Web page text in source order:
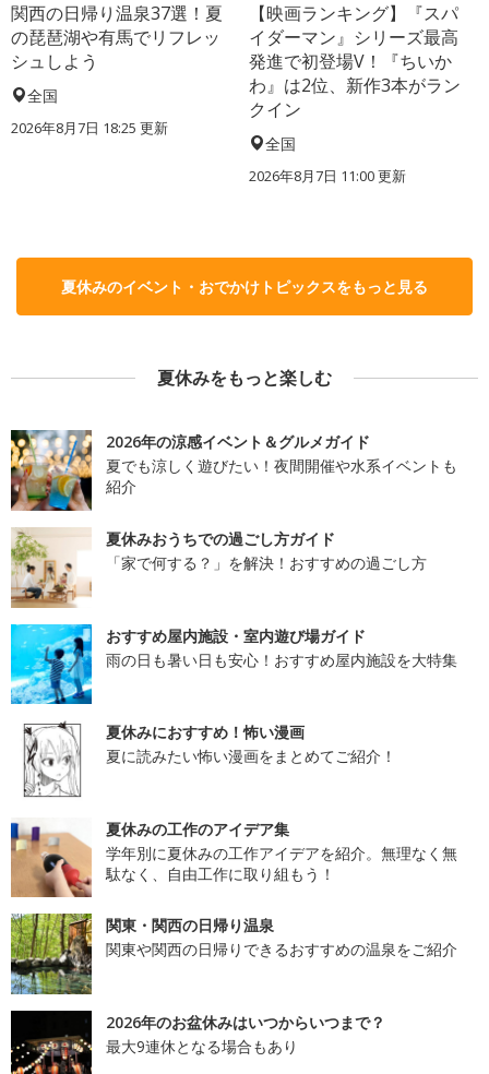
関西の日帰り温泉37選！夏
の琵琶湖や有馬でリフレッ
シュしよう
全国
2026年8月7日 18:25 更新
【映画ランキング】『スパ
イダーマン』シリーズ最高
発進で初登場V！『ちいか
わ』は2位、新作3本がラン
クイン
全国
2026年8月7日 11:00更新
夏休みのイベント・おでかけトピックスをもっと見る
夏休みをもっと楽しむ
2026年の涼感イベント＆グルメガイド
夏でも涼しく遊びたい！夜間開催や水系イベントも
紹介
夏休みおうちでの過ごし方ガイド
「家で何する？」を解決！おすすめの過ごし方
おすすめ屋内施設・室内遊び場ガイド
雨の日も暑い日も安心！おすすめ屋内施設を大特集
夏休みにおすすめ！怖い漫画
夏に読みたい怖い漫画をまとめてご紹介！
夏休みの工作のアイデア集
学年別に夏休みの工作アイデアを紹介。無理なく無
駄なく、自由工作に取り組もう！
関東・関西の日帰り温泉
関東や関西の日帰りできるおすすめの温泉をご紹介
2026年のお盆休みはいつからいつまで？
最大9連休となる場合もあり